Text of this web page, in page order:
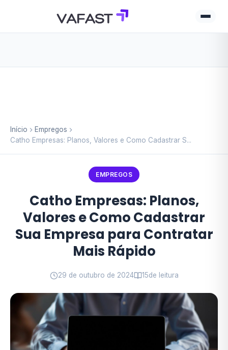
Início
Empregos
Catho Empresas: Planos, Valores e Como Cadastrar S...
EMPREGOS
Catho Empresas: Planos,
Valores e Como Cadastrar
Sua Empresa para Contratar
Mais Rápido
29 de outubro de 2024 15de leitura